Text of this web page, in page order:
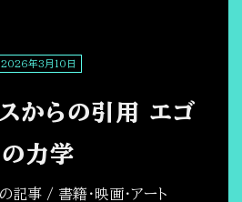
2026年3月10日
からの引用 エゴ
の力学
記事/ 書籍・映画・アート